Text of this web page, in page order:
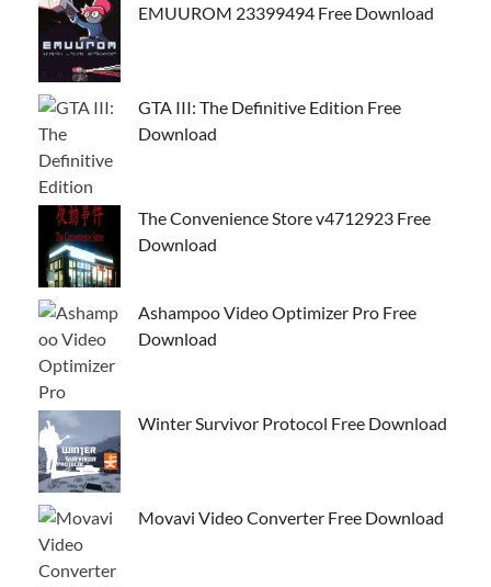
EMUUROM 23399494 Free Download
GTA III: The Definitive Edition Free
Download
The Convenience Store v4712923 Free
Download
Ashampoo Video Optimizer Pro Free
Download
Winter Survivor Protocol Free Download
Movavi Video Converter Free Download